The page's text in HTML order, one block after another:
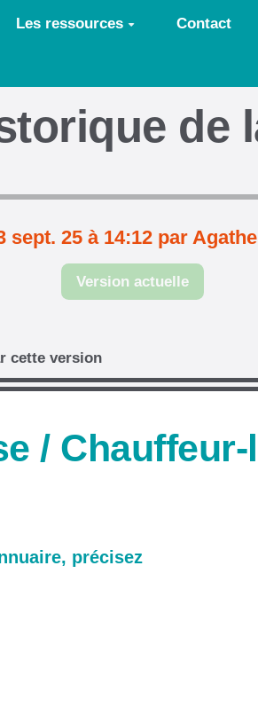
Les ressources Contact
de
sept. 25 à 14:12 par
Version actuelle
cette version
/
précisez